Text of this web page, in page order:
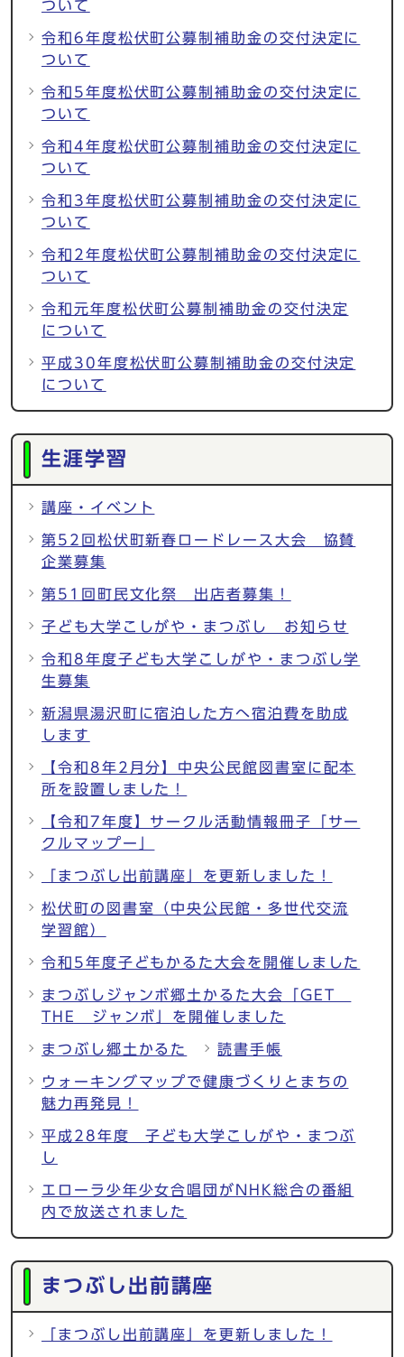
ついて
令和6年度松伏町公募制補助金の交付決定に
ついて
令和5年度松伏町公募制補助金の交付決定に
ついて
令和4年度松伏町公募制補助金の交付決定に
ついて
令和3年度松伏町公募制補助金の交付決定に
ついて
令和2年度松伏町公募制補助金の交付決定に
ついて
令和元年度松伏町公募制補助金の交付決定
について
平成30年度松伏町公募制補助金の交付決定
について
生涯学習
講座・イベント
第52回松伏町新春ロードレース大会 協賛
企業募集
第51回町民文化祭 出店者募集！
子ども大学こしがや・まつぶし お知らせ
令和8年度子ども大学こしがや・まつぶし学
生募集
新潟県湯沢町に宿泊した方へ宿泊費を助成
します
【令和8年2月分】中央公民館図書室に配本
所を設置しました！
【令和7年度】サークル活動情報冊子「サー
クルマップー」
「まつぶし出前講座」を更新しました！
松伏町の図書室（中央公民館・多世代交流
学習館）
令和5年度子どもかるた大会を開催しました
まつぶしジャンボ郷土かるた大会「GET
THE ジャンボ」を開催しました
まつぶし郷土かるた 読書手帳
ウォーキングマップで健康づくりとまちの
魅力再発見！
平成28年度 子ども大学こしがや・まつぶ
し
エローラ少年少女合唱団がNHK総合の番組
内で放送されました
まつぶし出前講座
「まつぶし出前講座」を更新しました！